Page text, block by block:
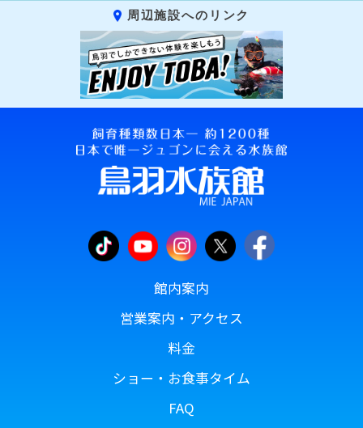
周辺施設へのリンク
館内案内
営業案内・アクセス
料金
ショー・お食事タイム
FAQ